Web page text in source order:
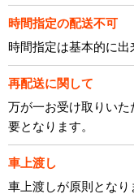
時間指定の配送不可
時間指定は基本的に出
再配送に関して
万が一お受け取りい
要となります。
車上渡し
車上渡しが原則となり